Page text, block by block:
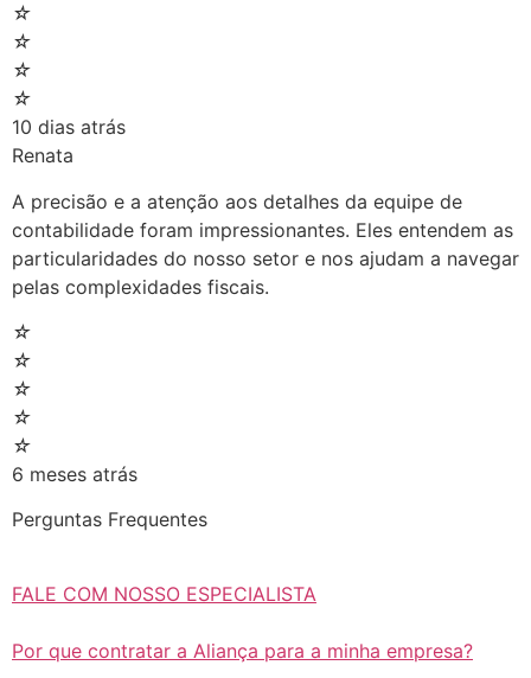
☆
☆
☆
☆
10 dias atrás
Renata
A precisão e a atenção aos detalhes da equipe de
contabilidade foram impressionantes. Eles entendem as
particularidades do nosso setor e nos ajudam a navegar
pelas complexidades fiscais.
☆
☆
☆
☆
☆
6 meses atrás
Perguntas Frequentes
FALE COM NOSSO ESPECIALISTA
Por que contratar a Aliança para a minha empresa?